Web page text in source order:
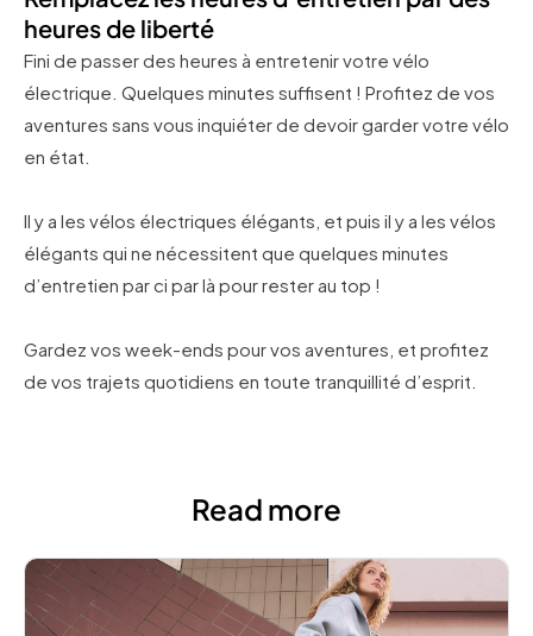
heures de liberté
Fini de passer des heures à entretenir votre vélo
électrique. Quelques minutes suffisent ! Profitez de vos
aventures sans vous inquiéter de devoir garder votre vélo
en état.
Il y a les vélos électriques élégants, et puis il y a les vélos
élégants qui ne nécessitent que quelques minutes
d’entretien par ci par là pour rester au top !
Gardez vos week-ends pour vos aventures, et profitez
de vos trajets quotidiens en toute tranquillité d’esprit.
Read more